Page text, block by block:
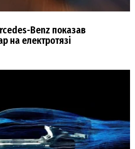
Benz показав
на електротязі